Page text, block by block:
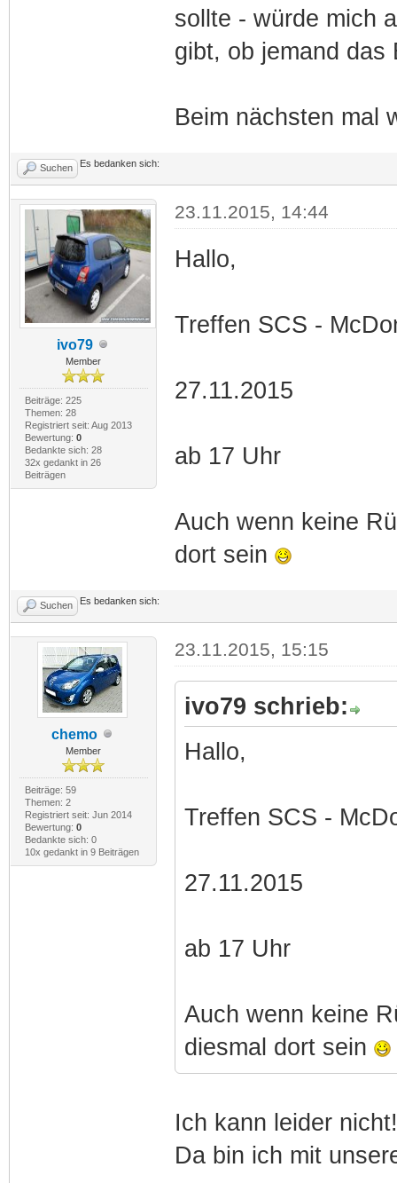
sollte - würde mich
gibt, ob jemand das
Beim nächsten mal
Suchen Es bedanken sich:
ivo79
Member
Beiträge: 225
Themen: 28
Registriert seit: Aug 2013
Bewertung: 0
Bedankte sich: 28
32x gedankt in 26
Beiträgen
23.11.2015, 14:44
Hallo,
Treffen SCS -
27.11.2015
ab 17 Uhr
Auch wenn keine
dort sein
Suchen Es bedanken sich:
chemo
Member
Beiträge: 59
Themen: 2
Registriert seit: Jun 2014
Bewertung: 0
Bedankte sich: 0
10x gedankt in 9 Beiträgen
23.11.2015, 15:15
ivo79 schrieb:
Hallo,
Treffen SCS -
27.11.2015
ab 17 Uhr
Auch wenn keine
diesmal dort sein
Ich kann leider nicht!
Da bin ich mit